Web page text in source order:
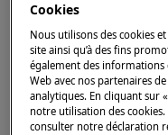
Cookies
Nous utilisons des cookies
site ainsi qu’à des fins
également des
Web avec nos partenaires
analytiques. En cliquant sur
notre utilisation des
consulter notre déclaration